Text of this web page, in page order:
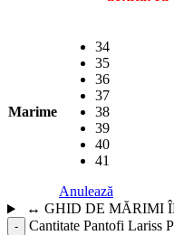
Marime
34
35
36
37
38
39
40
41
Anulează
↔ GHID DE MĂRIMI
Cantitate Pantofi Lariss